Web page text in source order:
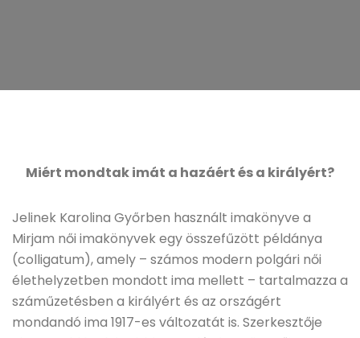
Miért mondtak imát a hazáért és a királyért?
Jelinek Karolina Győrben használt imakönyve a
Mirjam női imakönyvek egy összefűzött példánya
(colligatum), amely – számos modern polgári női
élethelyzetben mondott ima mellett – tartalmazza a
száműzetésben a királyért és az országért
mondandó ima 1917-es változatát is. Szerkesztője